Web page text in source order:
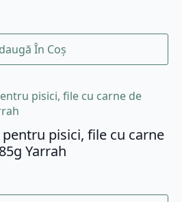
În Coș
pisici, file cu carne
Yarrah